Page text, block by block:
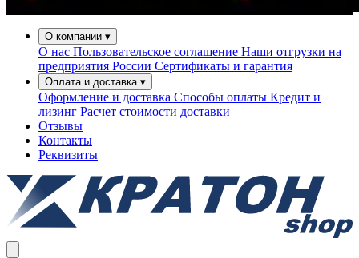
О компании ▾
О нас Пользовательское соглашение Наши отгрузки на
предприятия России Сертификаты и гарантия
Оплата и доставка ▾
Оформление и доставка Способы оплаты Кредит и
лизинг Расчет стоимости доставки
Отзывы
Контакты
Реквизиты